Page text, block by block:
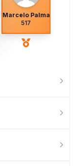
Marcelo Palma
517